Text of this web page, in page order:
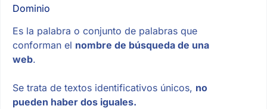
Dominio
Es la palabra o conjunto de palabras que
conforman el nombre de búsqueda de una
web.
Se trata de textos identificativos únicos, no
pueden haber dos iguales.